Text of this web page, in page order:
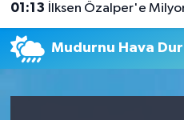
01:13 İlksen Özalper'e Milyonluk Para
Mudurnu Hava